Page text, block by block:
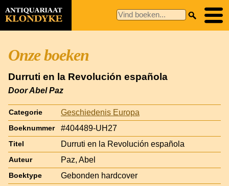
Onze boeken
Durruti en la Revolución española
Door Abel Paz
Categorie Geschiedenis Europa
Boeknummer #404489-UH27
Titel Durruti en la Revolución española
Auteur Paz, Abel
Boektype Gebonden hardcover